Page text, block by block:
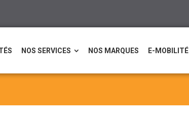
NOS SERVICES NOS MARQUES E-MOBILITÉ